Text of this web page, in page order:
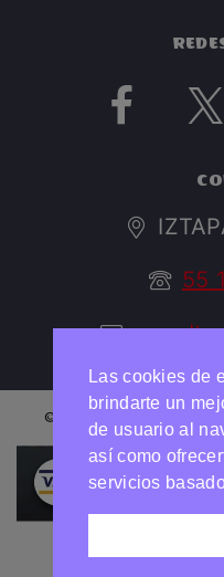
55
© 2026 ARGED
Las cookies de
brindarte un
de usuario al
así como
servicios